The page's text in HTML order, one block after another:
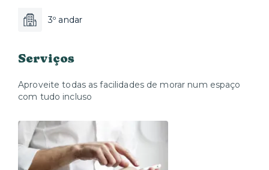
3º andar
Serviços
Aproveite todas as facilidades de morar num espaço
com tudo incluso